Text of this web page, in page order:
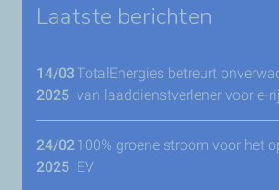
Laatste berichten
14/03
2025
TotalEnergies betreurt
van laaddienstverlener voor e-
24/02
2025
100% groene stroom voor het
EV